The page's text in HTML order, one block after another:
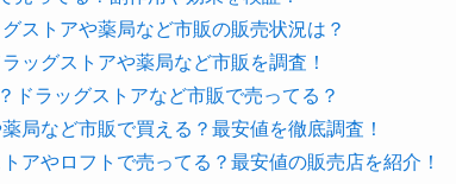
ストアや薬局など市販の販売状況は？
ッグストアや薬局など市販を調査！
ドラッグストアなど市販で売ってる？
局など市販で買える？最安値を徹底調査！
アやロフトで売ってる？最安値の販売店を紹介！